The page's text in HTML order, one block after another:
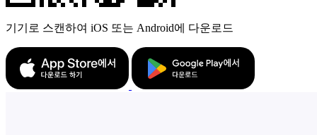
기기로 스캔하여 iOS 또는 Android에 다운로드